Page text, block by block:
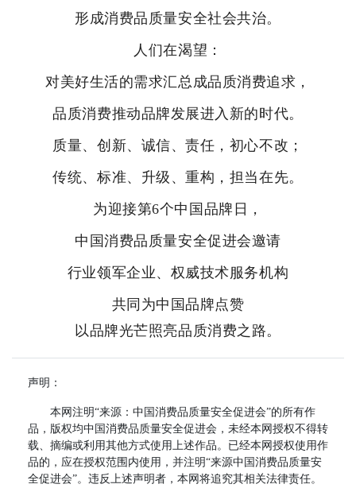
形成消费品质量安全社会共治。
人们在渴望：
对美好生活的需求汇总成品质消费追求，
品质消费推动品牌发展进入新的时代。
质量、创新、诚信、责任，初心不改；
传统、标准、升级、重构，担当在先。
为迎接第6个中国品牌日，
中国消费品质量安全促进会邀请
行业领军企业、权威技术服务机构
共同为中国品牌点赞
以品牌光芒照亮品质消费之路。
声明：
本网注明“来源：中国消费品质量安全促进会”的所有作
品，版权均中国消费品质量安全促进会，未经本网授权不得转
载、摘编或利用其他方式使用上述作品。已经本网授权使用作
品的，应在授权范围内使用，并注明“来源中国消费品质量安
全促进会”。违反上述声明者，本网将追究其相关法律责任。